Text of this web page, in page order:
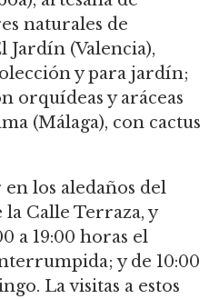
naturales de
Jardín (Valencia),
y para jardín;
orquídeas y aráceas
(Málaga), con cactus
los aledaños del
Calle Terraza, y
a 19:00 horas el
y de 10:00
La visitas a estos